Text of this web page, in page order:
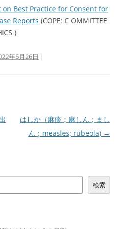
Best Practice for Consent for
Reports (COPE: C OMMITTEE
)
年5月26日 |
はしか（麻疹；麻しん；まし
ん；measles; rubeola) →
検索